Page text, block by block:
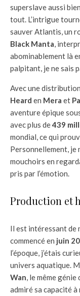
superslave aussi
tout. L’intrigue
sauver Atlantis, un
Black Manta,
abominablement là
palpitant, je ne sais
Avec une
Heard en Mera et
aventure épique
avec plus de439
mondial, ce qui
Personnellement, je
mouchoirs en
pris par l’émotion.
Production et
Il est intéressant de
commencé en juin
l’époque, j’étais
univers aquatique.
Wan, le même
admiré sa capacité